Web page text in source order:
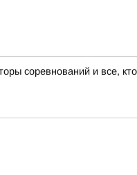
соревнований и все,